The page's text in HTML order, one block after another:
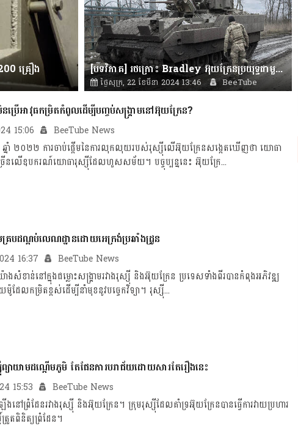
គ្រឿង [បទវិភាគ] រថក្រោះ ​​​Bradley អ៊ុយក្រែនប្រយុទ្ធជាមួយរថក្រោះ T90M រុស្ស៊ីនៅជិត Avdiivka
ថ្ងៃសុក្រ, 22 ខែមីនា 2024 13:46
BeeTube
ប្រើអាវុធកម្រិតកំពូលដើម្បីបញ្ចប់សង្គ្រាមនៅអ៊ុយក្រែន?
15:06 BeeTube News
ឆ្នាំ ២០២២ ការចាប់ផ្តើមនៃការលុកលុយរបស់រុស្ស៊ីលើអ៊ុយក្រែនសង្កេតឃើញថា យោធា
រើនលើឧបករណ៍យោធារុស្ស៊ីដែលហួសសម័យ។ បច្ចុប្បន្ននេះ អ៊ុយក្រែ...
គ្របដណ្តប់លេណដ្ឋានដោយអេក្រង់ប្រឆាំងដ្រូន
16:37 BeeTube News
សំខាន់នៅក្នុងជម្លោះសង្គ្រាមរវាងរុស្ស៊ី និងអ៊ុយក្រែន ប្រទេសទាំងពីរបានកំពុងអភិវឌ្ឍ
ដែលកម្រិតខ្ពស់ដើម្បីនាំមុខនូវបច្ចេកវិទ្យា។ រុស្ស៊ី...
យាយាម​ដណ្តើម​ភូមិ តែ​ផែនការ​បរាជ័យ​ដោយសារ​តែ​រឿង​នេះ
15:53 BeeTube News
ងនៅព្រំដែនរវាងរុស្ស៊ី និងអ៊ុយក្រែន។ ក្រុម​រុស្ស៊ីដែល​គាំទ្រ​អ៊ុយក្រែន​បាន​ធ្វើ​ការ​វាយ​ប្រហារ​
តពិនិត្យ​ព្រំដែន។